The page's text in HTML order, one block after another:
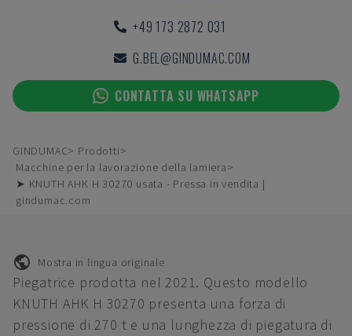
+49 173 2872 031
G.BEL@GINDUMAC.COM
CONTATTA SU WHATSAPP
GINDUMAC
Prodotti
Macchine per la lavorazione della lamiera
➤ KNUTH AHK H 30270 usata - Pressa in vendita |
gindumac.com
Mostra in lingua originale
Piegatrice prodotta nel 2021. Questo modello
KNUTH AHK H 30270 presenta una forza di
pressione di 270 t e una lunghezza di piegatura di